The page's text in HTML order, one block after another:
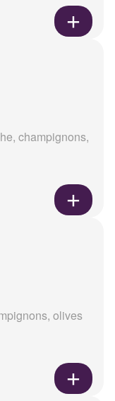
champignons,
olives